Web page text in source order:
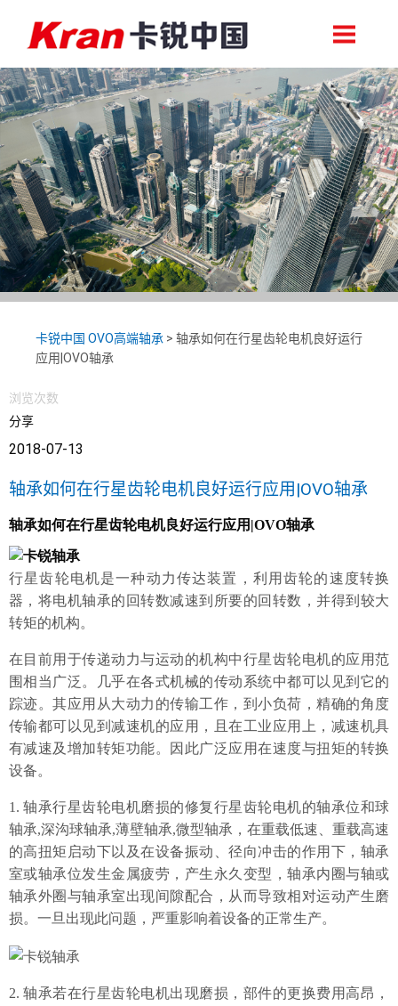
轴承首页
关于卡锐
产品领域
卡锐中国 OVO高端轴承 > 轴承如何在行星齿轮电机良好运行
应用|OVO轴承
浏览次数
分享
2018-07-13
轴承如何在行星齿轮电机良好运行应用|OVO轴承
轴承如何在行星齿轮电机良好运行应用 |OVO轴承
行星齿轮电机是一种动力传达装置，利用齿轮的速度转换
器，将电机轴承的回转数减速到所要的回转数，并得到较大
转矩的机构。
在目前用于传递动力与运动的机构中行星齿轮电机的应用范
围相当广泛。几乎在各式机械的传动系统中都可以见到它的
踪迹。其应用从大动力的传输工作，到小负荷，精确的角度
传输都可以见到减速机的应用，且在工业应用上，减速机具
有减速及增加转矩功能。因此广泛应用在速度与扭矩的转换
设备。
1.轴承行星齿轮电机磨损的修复行星齿轮电机的轴承位和球
轴承,深沟球轴承,薄壁轴承,微型轴承，在重载低速、重载高速
的高扭矩启动下以及在设备振动、径向冲击的作用下，轴承
室或轴承位发生金属疲劳，产生永久变型，轴承内圈与轴或
轴承外圈与轴承室出现间隙配合，从而导致相对运动产生磨
损。一旦出现此问题，严重影响着设备的正常生产。
2.轴承若在行星齿轮电机出现磨损，部件的更换费用高昂，